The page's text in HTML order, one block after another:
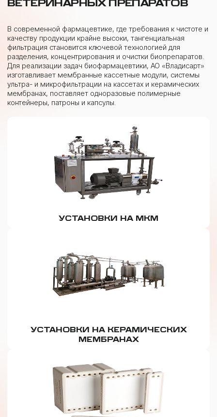
ВЕТЕРИНАРНЫХ ПРЕПАРАТОВ
В современной фармацевтике, где требования к чистоте и
качеству продукции крайне высоки, тангенциальная
фильтрация становится ключевой технологией для
разделения, концентрирования и очистки биопрепаратов.
Для реализации задач биофармацевтики, АО «Владисарт»
изготавливает мембранные кассетные модули, системы
ультра- и микрофильтрации на кассетах и керамических
мембранах, поставляет одноразовые полимерные
контейнеры, патроны и капсулы.
УСТАНОВКИ НА МКМ
УСТАНОВКИ НА КЕРАМИЧЕСКИХ
МЕМБРАНАХ